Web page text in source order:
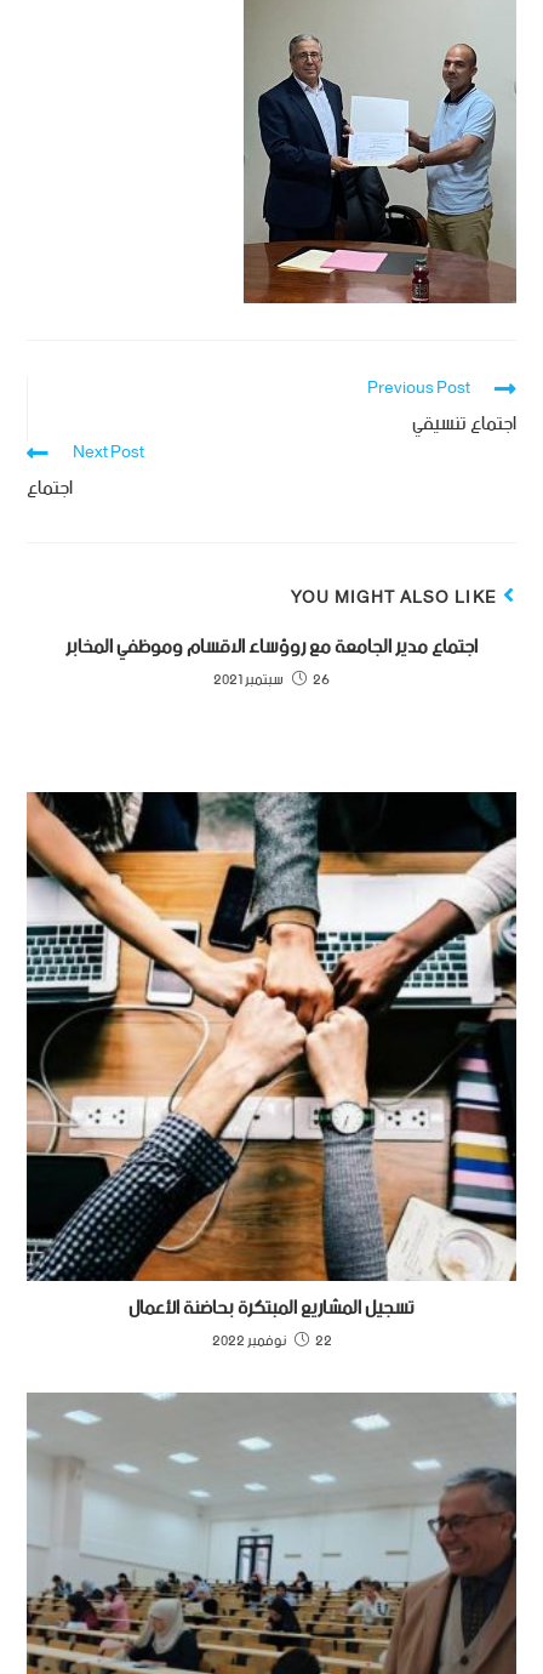
Previous Post
اجتماع تنسيقي
Next Post
اجتماع
YOU MIGHT ALSO LIKE
اجتماع مدير الجامعة مع روؤساء الاقسام وموظفي المخابر
26 سبتمبر 2021
تسجيل المشاريع المبتكرة بحاضنة الأعمال
22 نوفمبر 2022